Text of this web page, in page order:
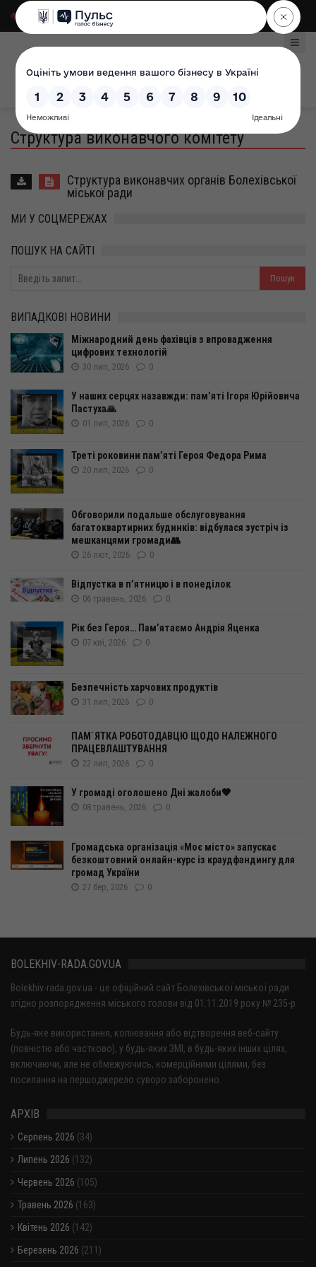
Для слабозорих|
Структура виконавчого комітету
Структура виконавчих органів Болехівської
міської ради
МИ У СОЦМЕРЕЖАХ
ПОШУК НА САЙТІ
ВИПАДКОВІ НОВИНИ
Міжнародний день фахівців з впровадження
цифрових технологій
30 лип, 2026 0
У наших серцях назавжди: пам’яті Ігоря Юрійовича
Пастуха🙏
01 лип, 2026 0
Треті роковини пам’яті Героя Федора Рима
20 лип, 2026 0
Обговорили подальше обслуговування
багатоквартирних будинків: відбулася зустріч із
мешканцями громади👥
26 лют, 2026 0
Відпустка в п’ятницю і в понеділок
06 травень, 2026 0
Рік без Героя… Пам’ятаємо Андрія Яценка
07 кві, 2026 0
Безпечність харчових продуктів
31 лип, 2026 0
ПАМ`ЯТКА РОБОТОДАВЦЮ ЩОДО НАЛЕЖНОГО
ПРАЦЕВЛАШТУВАННЯ
22 лип, 2026 0
У громаді оголошено Дні жалоби🖤
08 травень, 2026 0
Громадська організація «Моє місто» запускає
безкоштовний онлайн-курс із краудфандингу для
громад України
27 бер, 2026 0
BOLEKHIV-RADA.GOV.UA
Bolekhiv-rada.gov.ua - це офіційний сайт Болехівської міської ради
згідно розпорядження міського голови від 01.11.2019 року № 235-р
Будь-яке використання, копіювання або відтворення веб-сайту
(повністю або частково), у будь-яких ЗМІ, в будь-яких інших цілях,
включаючи, але не обмежуючись, комерційними цілями, без
посилання на першоджерело суворо заборонено.
АРХІВ
Серпень 2026 (34)
Липень 2026 (132)
Червень 2026 (105)
Травень 2026 (163)
Квітень 2026 (142)
Березень 2026 (211)